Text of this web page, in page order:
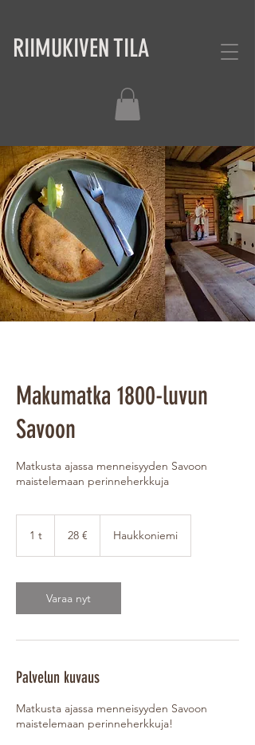
RIIMUKIVEN TILA
Makumatka 1800-luvun
Savoon
Matkusta ajassa menneisyyden Savoon
maistelemaan perinneherkkuja
1 t 28 € Haukkoniemi
Varaa nyt
Palvelun kuvaus
Matkusta ajassa menneisyyden Savoon
maistelemaan perinneherkkuja!